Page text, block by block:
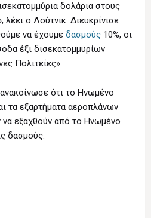
δολάρια στους
λέει ο Λούτνικ. Διευκρίνισε
να έχουμε δασμούς 10%, οι
έξι δισεκατομμυρίων
Πολιτείες».
ότι το Ηνωμένο
τα εξαρτήματα αεροπλάνων
εξαχθούν από το Ηνωμένο
δασμούς.